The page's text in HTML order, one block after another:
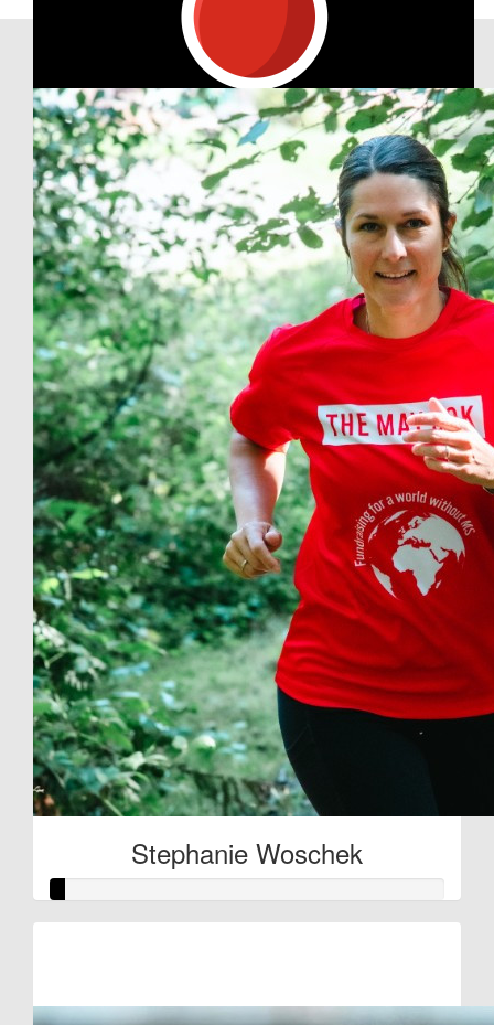
€10
Saskia Neumann
Find‘s SUPER, dass du das machst!!! :) Grüße aus Hamburg.
Our Team Members
Stephanie Woschek